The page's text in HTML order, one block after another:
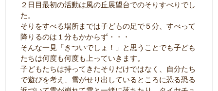
２日目最初の活動は風の丘展望台でのそりすべりでし
た。
そりをすべる場所までは子どもの足で５分、すべって
降りるのは１分もかからず・・・
そんな一見「きついでしょ！」と思うことでも子ども
たちは何度も何度も上っていきます。
子どもたちは持ってきたそりだけではなく、自分たち
で遊びを考え、雪がせり出しているところに恐る恐る